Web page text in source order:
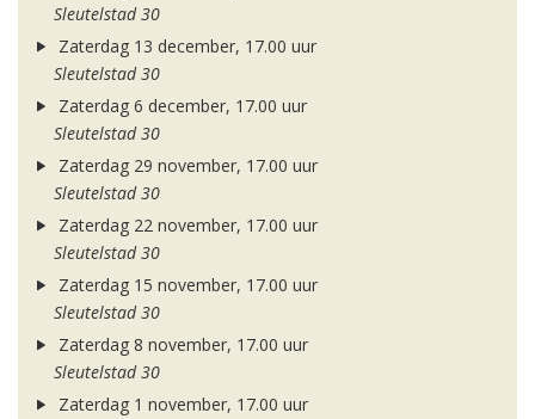
Sleutelstad 30
Zaterdag 13 december, 17.00 uur
Sleutelstad 30
Zaterdag 6 december, 17.00 uur
Sleutelstad 30
Zaterdag 29 november, 17.00 uur
Sleutelstad 30
Zaterdag 22 november, 17.00 uur
Sleutelstad 30
Zaterdag 15 november, 17.00 uur
Sleutelstad 30
Zaterdag 8 november, 17.00 uur
Sleutelstad 30
Zaterdag 1 november, 17.00 uur